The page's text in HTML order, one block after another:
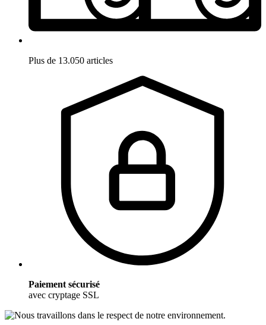
Plus de 13.050 articles
Paiement sécurisé
avec cryptage SSL